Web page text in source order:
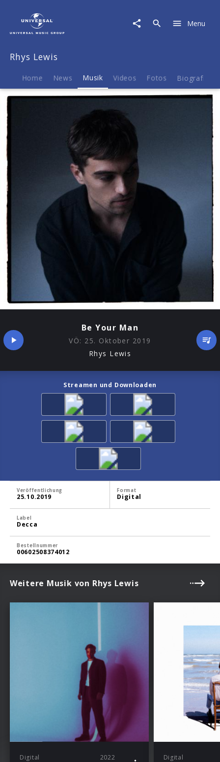
Musik
Menu
Rhys Lewis
Home News Musik Videos Fotos Biografie
Be Your Man
VÖ: 25. Oktober 2019
Rhys Lewis
Streamen und Downloaden
Veröffentlichung
25.10.2019
Format
Digital
Label
Decca
Bestellnummer
00602508374012
Weitere Musik von Rhys Lewis
Digital 2022 Digital